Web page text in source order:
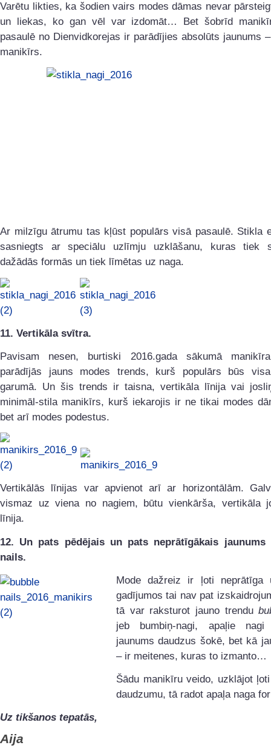
Varētu likties, ka šodien vairs modes dāmas nevar
un liekas, ko gan vēl var izdomāt… Bet šobrīd
pasaulē no Dienvidkorejas ir parādījies absolūts jaunums
manikīrs.
Ar milzīgu ātrumu tas kļūst populārs visā pasaulē. Stikla
sasniegts ar speciālu uzlīmju uzklāšanu, kuras tiek
dažādās formās un tiek līmētas uz naga.
11. Vertikāla svītra.
Pavisam nesen, burtiski 2016.gada sākumā
parādījās jauns modes trends, kurš populārs būs
garumā. Un šis trends ir taisna, vertikāla līnija vai
minimāl-stila manikīrs, kurš iekarojis ir ne tikai modes
bet arī modes podestus.
Vertikālās līnijas var apvienot arī ar horizontālām.
vismaz uz viena no nagiem, būtu vienkārša, vertikāla
līnija.
12. Un pats pēdējais un pats neprātīgākais jaunums
nails.
Mode dažreiz ir ļoti neprātīga
gadījumos tai nav pat
tā var raksturot jauno trendu
jeb bumbiņ-nagi, apaļie
jaunums daudzus šokē, bet kā
– ir meitenes, kuras to izmanto…
Šādu manikīru veido, uzklājot
daudzumu, tā radot apaļa naga
Uz tikšanos tepatās,
Aija